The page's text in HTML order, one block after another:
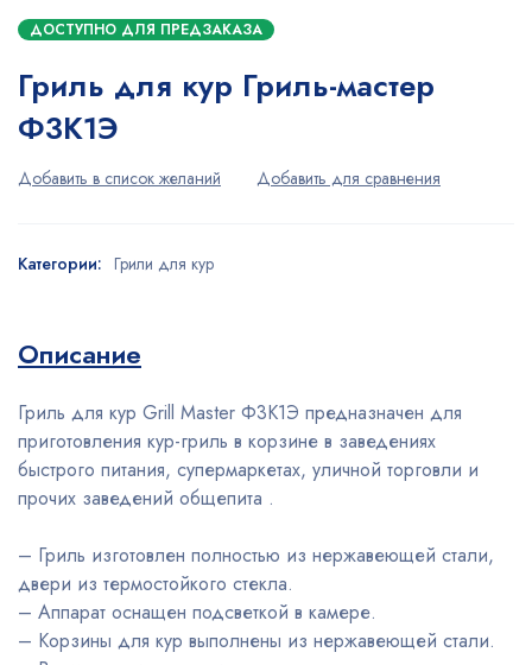
ДОСТУПНО ДЛЯ ПРЕДЗАКАЗА
Гриль для кур Гриль-мастер
Ф3К1Э
Категории: Грили для кур
Описание
Гриль для кур Grill Master Ф3К1Э предназначен для
приготовления кур-гриль в корзине в заведениях
быстрого питания, супермаркетах, уличной торговли и
прочих заведений общепита .
– Гриль изготовлен полностью из нержавеющей стали,
двери из термостойкого стекла.
– Аппарат оснащен подсветкой в камере.
– Корзины для кур выполнены из нержавеющей стали.